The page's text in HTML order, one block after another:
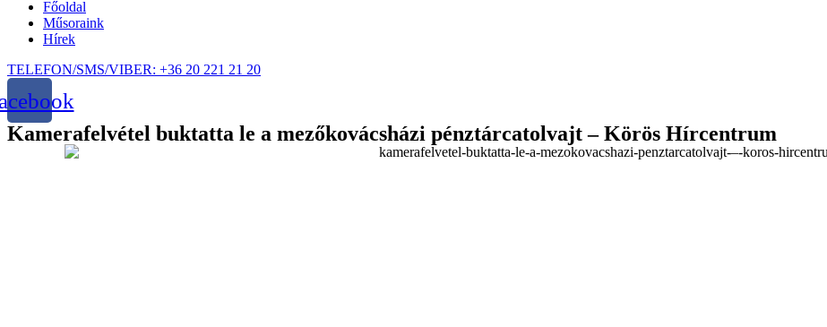
Főoldal
Műsoraink
Hírek
TELEFON/SMS/VIBER: +36 20 221 21 20
Kamerafelvétel buktatta le a mezőkovácsházi pénztárcatolvajt – Körös Hírcentrum